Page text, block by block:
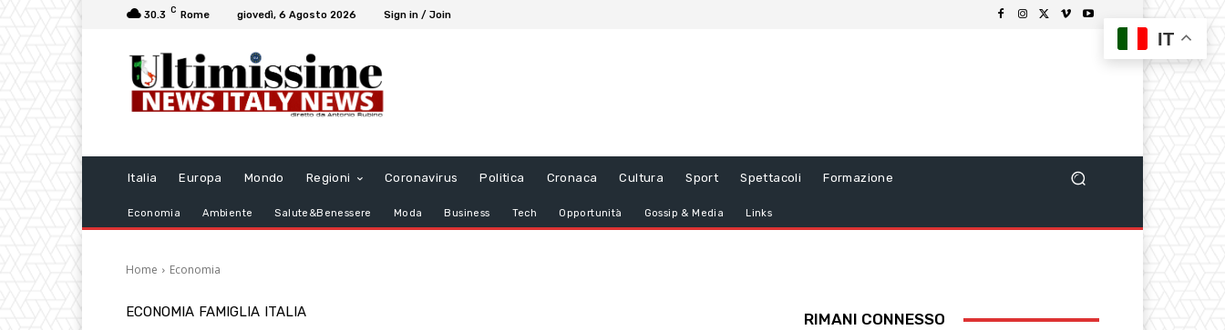
30.3 C Rome giovedì, 6 Agosto 2026 Sign in / Join
Italia Europa Mondo Regioni Coronavirus Politica Cronaca Cultura Sport Spettacoli Formazione
Economia Ambiente Salute&Benessere Moda Business Tech Opportunità Gossip & Media Links
Home Economia
ECONOMIA FAMIGLIA ITALIA RIMANI CONNESSO
IT